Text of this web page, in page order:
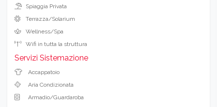
Spiaggia Privata
Terrazza/Solarium
Wellness/Spa
Wifi in tutta la struttura
Servizi Sistemazione
Accappatoio
Aria Condizionata
Armadio/Guardaroba